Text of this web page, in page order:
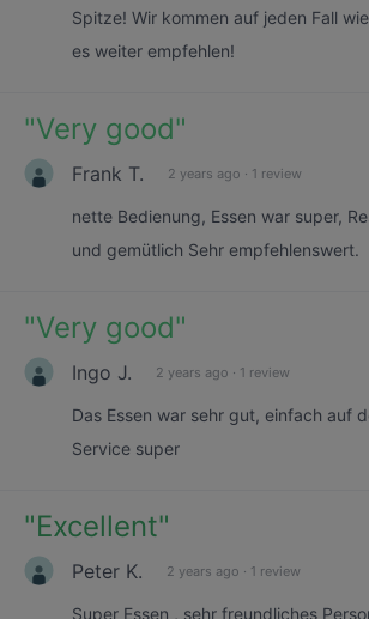
Spitze! Wir kommen auf jeden Fall
es weiter empfehlen!
"Very good"
Frank T. 2 years ago · 1 review
nette Bedienung, Essen war super,
und gemütlich Sehr empfehlenswert.
"Very good"
Ingo J. 2 years ago · 1 review
Das Essen war sehr gut, einfach auf
Service super
"Excellent"
Peter K. 2 years ago · 1 review
Super Essen , sehr freundliches